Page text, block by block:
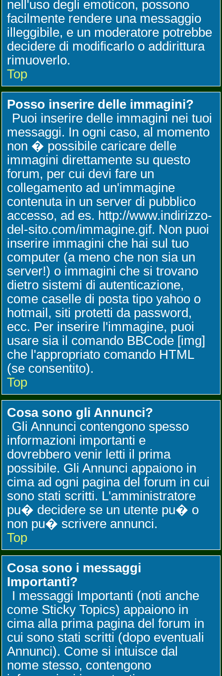
nell'uso degli emoticon, possono
facilmente rendere una messaggio
illeggibile, e un moderatore potrebbe
decidere di modificarlo o addirittura
rimuoverlo.
Top
Posso inserire delle immagini?
Puoi inserire delle immagini nei tuoi
messaggi. In ogni caso, al momento
non � possibile caricare delle
immagini direttamente su questo
forum, per cui devi fare un
collegamento ad un'immagine
contenuta in un server di pubblico
accesso, ad es. http://www.indirizzo-
del-sito.com/immagine.gif. Non puoi
inserire immagini che hai sul tuo
computer (a meno che non sia un
server!) o immagini che si trovano
dietro sistemi di autenticazione,
come caselle di posta tipo yahoo o
hotmail, siti protetti da password,
ecc. Per inserire l'immagine, puoi
usare sia il comando BBCode [img]
che l'appropriato comando HTML
(se consentito).
Top
Cosa sono gli Annunci?
Gli Annunci contengono spesso
informazioni importanti e
dovrebbero venir letti il prima
possibile. Gli Annunci appaiono in
cima ad ogni pagina del forum in cui
sono stati scritti. L'amministratore
pu� decidere se un utente pu� o
non pu� scrivere annunci.
Top
Cosa sono i messaggi
Importanti?
I messaggi Importanti (noti anche
come Sticky Topics) appaiono in
cima alla prima pagina del forum in
cui sono stati scritti (dopo eventuali
Annunci). Come si intuisce dal
nome stesso, contengono